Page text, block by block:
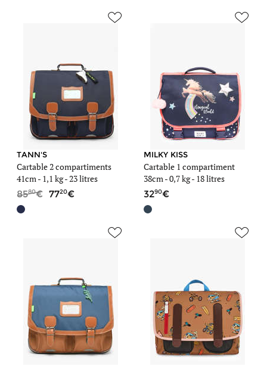
TANN'S
Cartable 2 compartiments
41cm - 1,1 kg- 23 litres
8580 7720
MILKY KISS
Cartable 1 compartiment
38cm -0,7 kg- 18 litres
3290